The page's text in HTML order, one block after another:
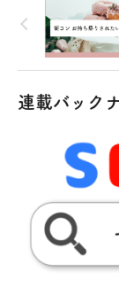
連載バック